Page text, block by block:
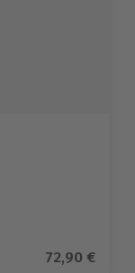
Aktueller
72,90 €